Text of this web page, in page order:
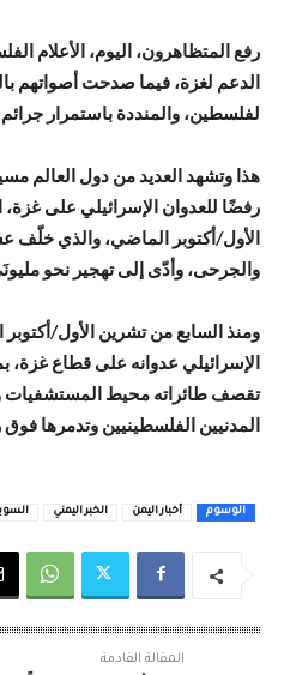
رفع المتظاهرون، اليوم، الأعلام
الدعم لغزة، فيما صدحت أصواتهم
لفلسطين، والمنددة باستمرار جرائم
هذا وتشهد العديد من دول العالم
رفضًا للعدوان الإسرائيلي على
الأول/أكتوبر الماضي، والذي خلّف
والجرحى، وأدّى إلى تهجير نحو
ومنذ السابع من تشرين الأول/
الإسرائيلي عدوانه على قطاع غزة،
تقصف طائراته محيط المستشفيات
المدنيين الفلسطينيين وتدمرها
الوسوم أخبار اليمن الخبر اليمني
المقالة القادمة